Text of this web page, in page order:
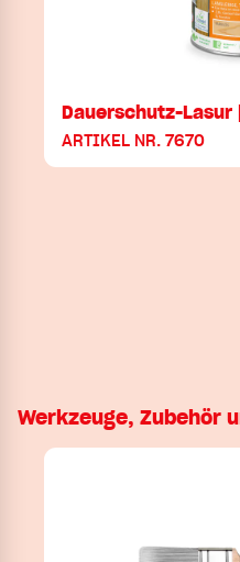
Dauerschutz-Lasur
ARTIKEL NR. 7670
Werkzeuge, Zubehör